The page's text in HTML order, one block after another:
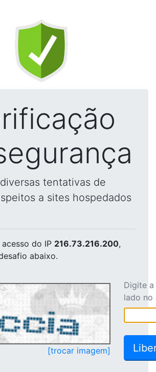
tentativas de
a sites hospedados
do IP 216.73.216.200,
abaixo.
[trocar imagem]
Digite
lado no